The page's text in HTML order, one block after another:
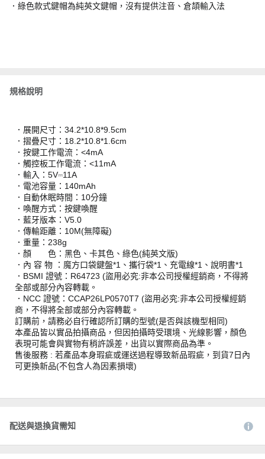
．綠色款式鍵帽為純英文鍵帽，沒有提供注音、倉頡輸入法
規格說明
．展開尺寸：34.2*10.8*9.5cm
．摺疊尺寸：18.2*10.8*1.6cm
．按鍵工作電流：<4mA
．觸控板工作電流：<11mA
．輸入：5V⎓11A
．電池容量：140mAh
．自動休眠時間：10分鐘
．喚醒方式：按鍵喚醒
．藍牙版本：V5.0
．傳輸距離：10M(無障礙)
．重量：238g
．顏 色：黑色、卡其色、綠色(純英文版)
．內 容 物 ：魔方口袋鍵盤*1、攜行袋*1、充電線*1、說明書*1
．BSMI 證號：R64723 (盜用必究:非本公司授權經銷商，不得將
全部或部分內容轉載。
．NCC 證號：CCAP26LP0570T7 (盜用必究:非本公司授權經銷
商，不得將全部或部分內容轉載。
訂購前，請務必自行確認所訂購的型號(是否與該機型相同)
本產品皆以實品拍攝商品，但因拍攝時受環境、光線影響，顏色
表現可能會與實物有稍許誤差，出貨以實際商品為準。
售後服務 : 若產品本身瑕疵或運送過程導致新品瑕疵，到貨7日內
可更換新品(不包含人為因素損壞)
配送與退換貨需知